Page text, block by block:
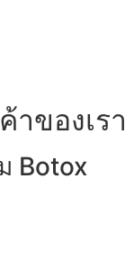
าของเรา
Botox